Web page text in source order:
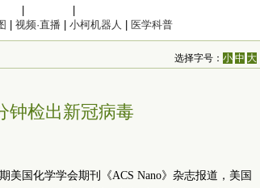
视频·直播 小柯机器人 医学科普
选择字号：小 中 大
钟检出新冠病毒
美国化学学会期刊《ACS Nano》杂志报道，美国